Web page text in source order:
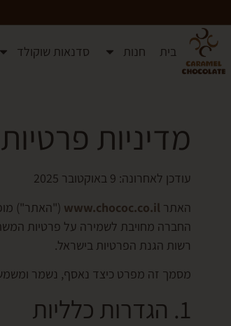
בית חנות סדנאות שוקולד
מדיניות פרטיות
עודכן לאחרונה: 9 באוקטובר 2025
האתר www.chococ.co.il ("האתר")
החברה מחויבת לשמירה על פרטיות
רשות הגנת הפרטיות בישראל.
מסמך זה מפרט כיצד נאסף, נשמר
1. הגדרות כלליות